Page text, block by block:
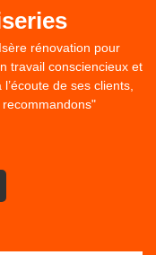
rénovation pour
travail consciencieux et
de ses clients,